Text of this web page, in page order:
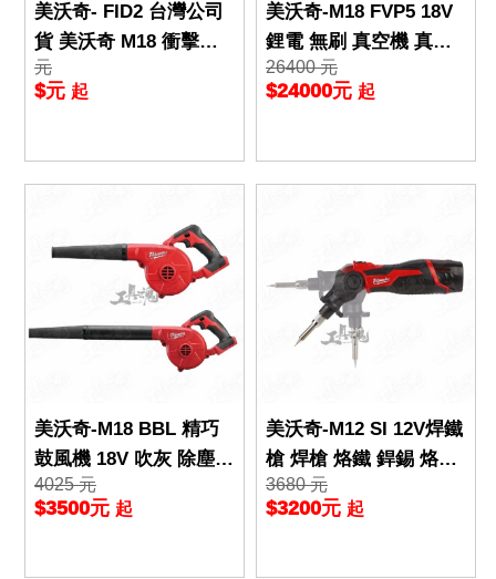
美沃奇- FID2 台灣公司
貨 美沃奇 M18 衝擊起
子機 18V 高鈷鑽 起子機
無刷電機 米沃奇
元
$元 起
美沃奇-M18 FVP5 18V
鋰電 無刷 真空機 真空
泵浦 抽真空 米沃奇 真
空 泵浦 FVP5
26400 元
$24000元 起
美沃奇-M18 BBL 精巧
鼓風機 18V 吹灰 除塵
工廠 戶外 吹葉機 m18b
bl 米沃奇 公
4025 元
$3500元 起
美沃奇-M12 SI 12V焊鐵
槍 焊槍 烙鐵 銲錫 烙鐵
頭 免工具 電烙鐵 槍型
烙鐵 米沃奇 si
3680 元
$3200元 起